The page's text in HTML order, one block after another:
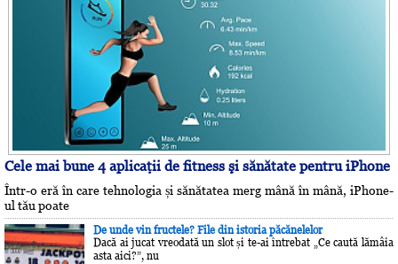
Cele mai bune 4 aplicaţii de fitness şi sănătate pentru iPhone
Într-o eră în care tehnologia și sănătatea merg mână în mână, iPhone-
ul tău poate
De unde vin fructele? File din istoria păcănelelor
Dacă ai jucat vreodată un slot și te-ai întrebat „Ce caută lămâia
asta aici?”, nu